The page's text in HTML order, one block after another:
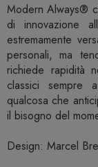
Modern Always®
di innovazione
estremamente
personali, ma
richiede rapidità
classici sempre
qualcosa che
il bisogno del
Design: Marcel